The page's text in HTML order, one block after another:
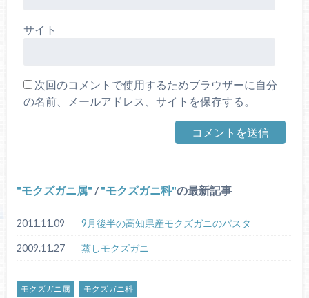
サイト
次回のコメントで使用するためブラウザーに自分
の名前、メールアドレス、サイトを保存する。
モクズガニ属 / モクズガニ科 の最新記事
2011.11.09 9月後半の高知県産モクズガニのパスタ
2009.11.27 蒸しモクズガニ
モクズガニ属 モクズガニ科